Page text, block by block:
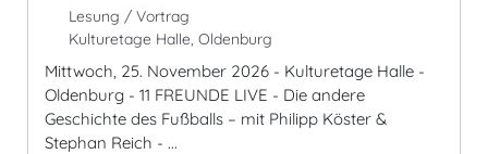
Lesung / Vortrag
Kulturetage Halle, Oldenburg
Mittwoch, 25. November 2026 - Kulturetage Halle -
Oldenburg - 11 FREUNDE LIVE - Die andere
Geschichte des Fußballs – mit Philipp Köster &
Stephan Reich - ...